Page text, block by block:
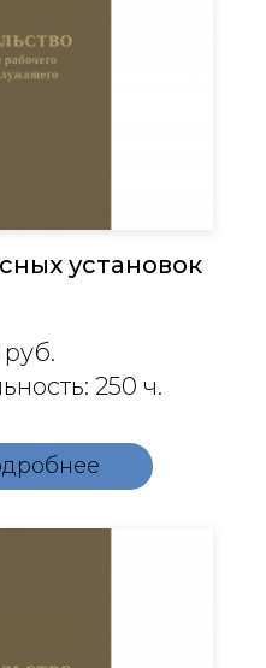
установок
руб.
250 ч.